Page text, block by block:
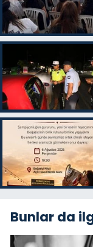
Bunlar da